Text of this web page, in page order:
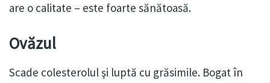
are o calitate – este foarte sănătoasă.
Ovăzul
Scade colesterolul şi luptă cu grăsimile. Bogat în